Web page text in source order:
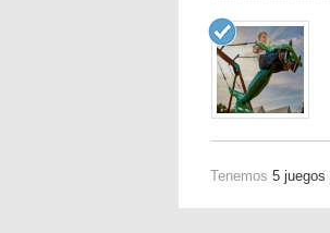
Tenemos 5 juegos